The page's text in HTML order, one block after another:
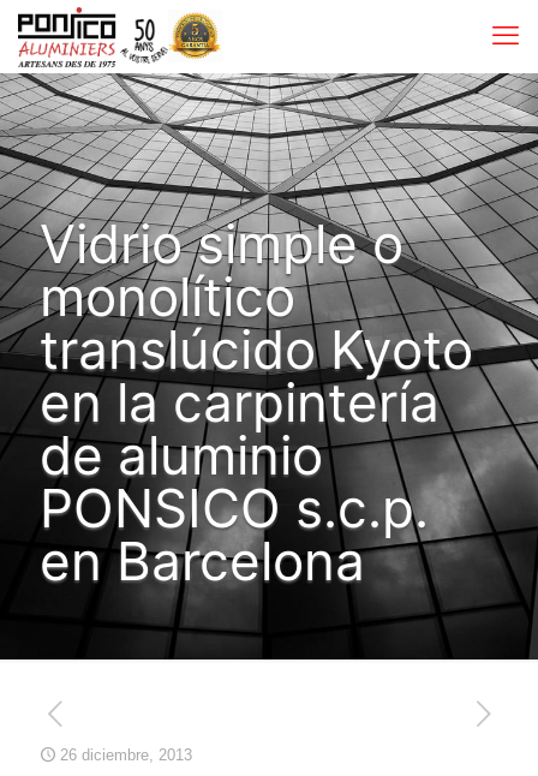
Vidrio simple o
monolítico
translúcido Kyoto
en la carpintería
de aluminio
PONSICO s.c.p.
en Barcelona
26 diciembre, 2013